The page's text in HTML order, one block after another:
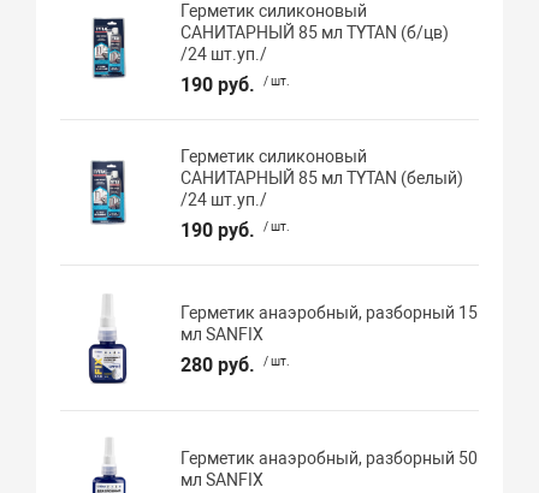
Герметик силиконовый
САНИТАРНЫЙ 85 мл TYTAN (б/цв)
/24 шт.уп./
190 руб. / шт.
Герметик силиконовый
САНИТАРНЫЙ 85 мл TYTAN (белый)
/24 шт.уп./
190 руб. / шт.
Герметик анаэробный, разборный 15
мл SANFIX
280 руб. / шт.
Герметик анаэробный, разборный 50
мл SANFIX